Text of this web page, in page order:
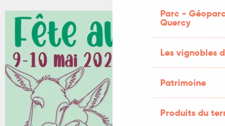
Parc -
Quercy
Les vignobles
Patrimoine
Produits du